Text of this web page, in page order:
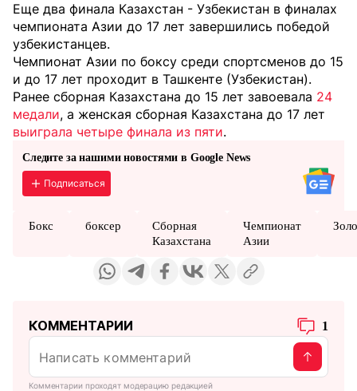
Еще два финала Казахстан - Узбекистан в финалах
чемпионата Азии до 17 лет завершились победой
узбекистанцев.
Чемпионат Азии по боксу среди спортсменов до 15
и до 17 лет проходит в Ташкенте (Узбекистан).
Ранее сборная Казахстана до 15 лет завоевала 24
медали, а женская сборная Казахстана до 17 лет
выиграла четыре финала из пяти.
Следите за нашими новостями в Google News
Подписаться
Бокс боксер
Сборная
Казахстана
Чемпионат
Азии
КОММЕНТАРИИ 1
Комментарии проходят модерацию редакцией